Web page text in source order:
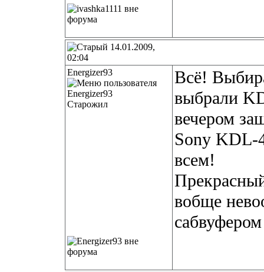
14.01.2009,
02:04
Energizer93
Старожил
Всё!
выбрали
вечером
Sony KDL-
всем!
вобще
сабвуфером